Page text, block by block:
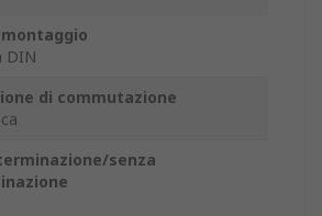
DIN
di commutazione
senza